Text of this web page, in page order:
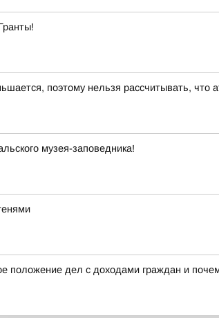
поэтому нельзя рассчитывать, что
музея-заповедника!
положение дел с доходами граждан и